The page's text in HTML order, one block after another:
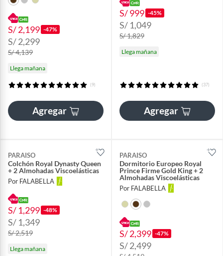
S/ 2,199 -47%
S/ 2,299
S/ 4,139
Llega mañana
(9)
Agregar
S/ 999 -45%
S/ 1,049
S/ 1,829
Llega mañana
(37)
Agregar
PARAISO
Colchón Royal Dynasty Queen
+ 2 Almohadas Viscoelásticas
Por FALABELLA
S/ 1,299 -48%
S/ 1,349
S/ 2,519
Llega mañana
PARAISO
Dormitorio Europeo Royal
Prince Firme Gold King + 2
Almohadas Viscoelásticas
Por FALABELLA
S/ 2,399 -47%
S/ 2,499